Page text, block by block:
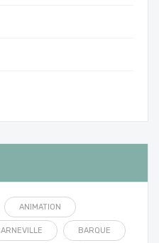
ANIMATION
BARQUE